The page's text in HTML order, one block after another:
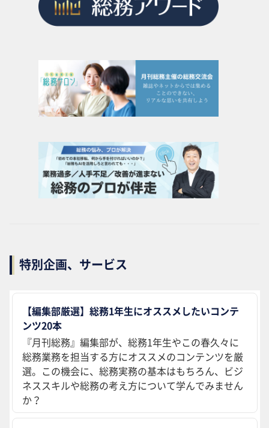
特別企画、サービス
【編集部厳選】総務1年生にオススメしたいコンテ
ンツ20本
『月刊総務』編集部が、総務1年生やこの春久々に
総務業務を担当する方にオススメのコンテンツを厳
選。この機会に、総務実務の基本はもちろん、ビジ
ネススキルや総務の考え方について学んでみません
か？